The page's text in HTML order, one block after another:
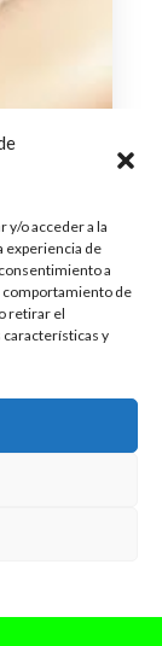
y/o acceder a la
experiencia de
a
comportamiento de
retirar el
y
la